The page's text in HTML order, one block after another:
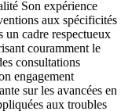
Son expérience
aux spécificités
un cadre respectueux
couramment le
consultations
engagement
sur les avancées en
aux troubles